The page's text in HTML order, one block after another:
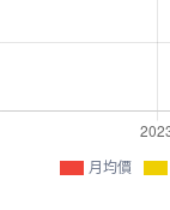
月均價